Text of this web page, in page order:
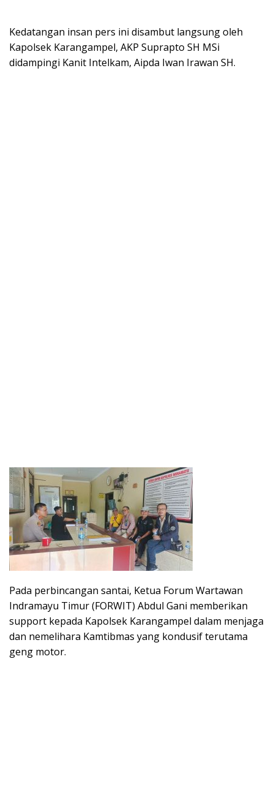
Kedatangan insan pers ini disambut langsung oleh
Kapolsek Karangampel, AKP Suprapto SH MSi
didampingi Kanit Intelkam, Aipda Iwan Irawan SH.
Pada perbincangan santai, Ketua Forum Wartawan
Indramayu Timur (FORWIT) Abdul Gani memberikan
support kepada Kapolsek Karangampel dalam menjaga
dan nemelihara Kamtibmas yang kondusif terutama
geng motor.